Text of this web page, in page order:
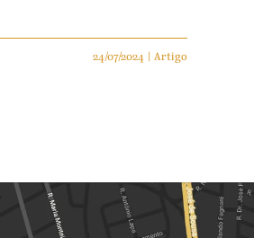
24/07/2024 | Artigo